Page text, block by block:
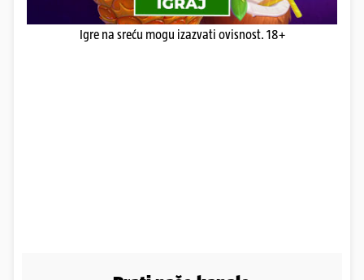
Igre na sreću mogu izazvati ovisnost. 18+